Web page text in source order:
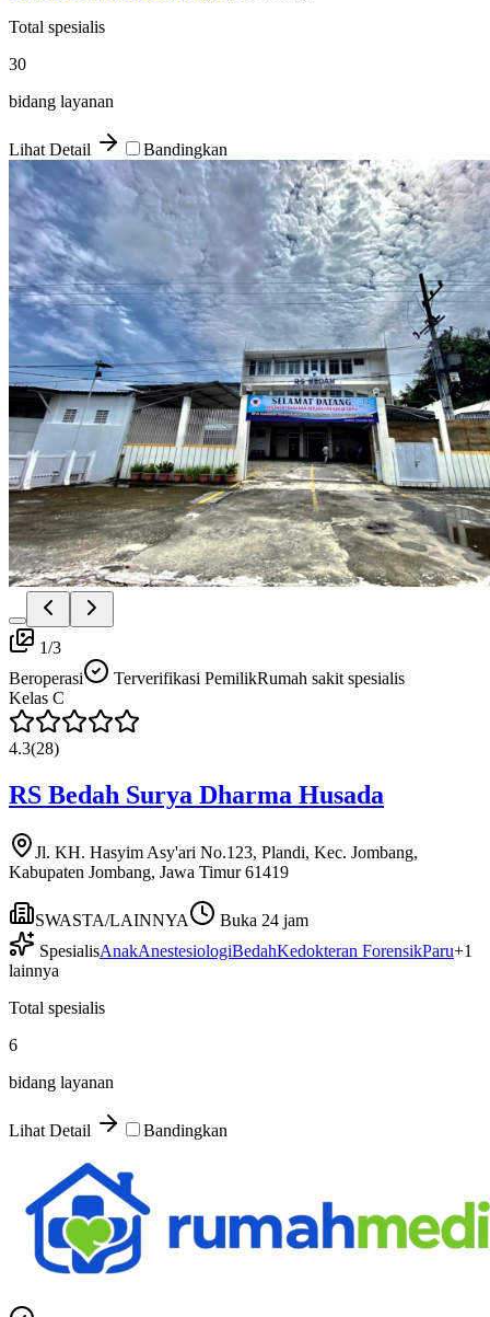
Total spesialis
30
bidang layanan
Lihat Detail Bandingkan
1/3
Beroperasi
Terverifikasi PemilikRumah sakit spesialis
Kelas C
4.3(28)
RS Bedah Surya Dharma Husada
Jl. KH. Hasyim Asy'ari No.123, Plandi, Kec. Jombang,
Kabupaten Jombang, Jawa Timur 61419
SWASTA/LAINNYA
Buka 24 jam
SpesialisAnakAnestesiologiBedahKedokteran ForensikParu+1
lainnya
Total spesialis
6
bidang layanan
Lihat Detail Bandingkan